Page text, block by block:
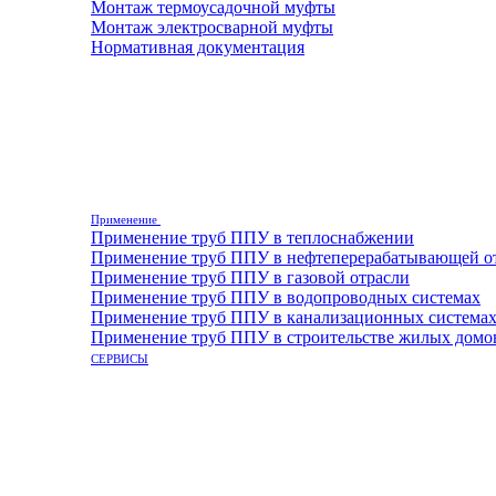
Монтаж термоусадочной муфты
Монтаж электросварной муфты
Нормативная документация
Применение
Применение труб ППУ в теплоснабжении
Применение труб ППУ в нефтеперерабатывающей
Применение труб ППУ в газовой отрасли
Применение труб ППУ в водопроводных системах
Применение труб ППУ в канализационных системах
Применение труб ППУ в строительстве жилых
СЕРВИСЫ